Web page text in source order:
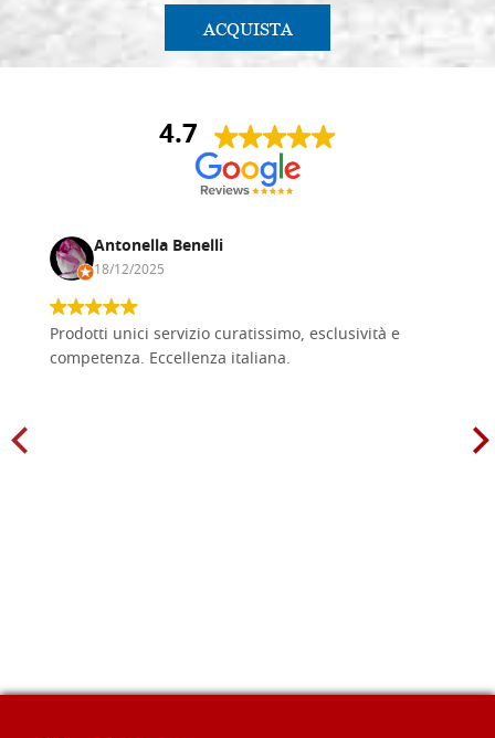
ACQUISTA
4.7
Antonella Benelli
18/12/2025
Prodotti unici servizio curatissimo, esclusività e
competenza. Eccellenza italiana.